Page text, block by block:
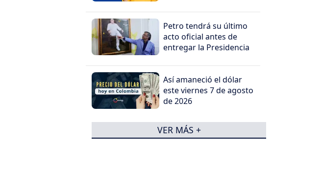
Petro tendrá su último
acto oficial antes de
entregar la Presidencia
Así amaneció el dólar
este viernes 7 de agosto
de 2026
VER MÁS +